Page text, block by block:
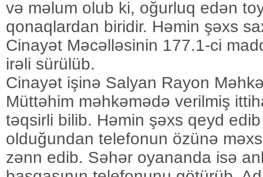
və məlum olub ki, oğurluq edən
qonaqlardan biridir. Həmin şəxs
Cinayət Məcəlləsinin 177.1-ci
irəli sürülüb.
Cinayət işinə Salyan Rayon
Müttəhim məhkəmədə verilmiş
təqsirli bilib. Həmin şəxs qeyd
olduğundan telefonun özünə
zənn edib. Səhər oyananda isə